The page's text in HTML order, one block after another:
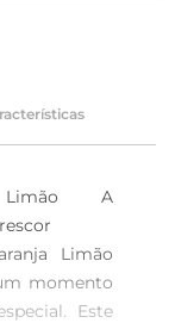
Limão  A
Limão
momento
Este